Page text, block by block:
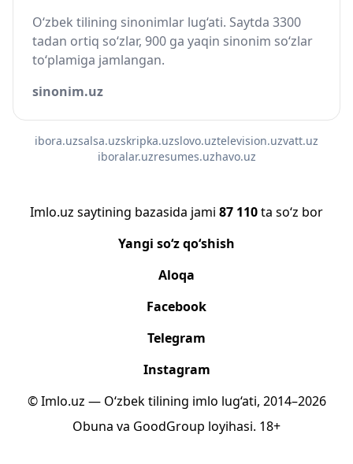
O‘zbek tilining sinonimlar lug‘ati. Saytda 3300
tadan ortiq so‘zlar, 900 ga yaqin sinonim so‘zlar
to‘plamiga jamlangan.
sinonim.uz
ibora.uzsalsa.uzskripka.uzslovo.uztelevision.uzvatt.uz
iboralar.uzresumes.uzhavo.uz
Imlo.uz saytining bazasida jami 87 110ta so‘z bor
Yangi so‘z qo‘shish
Aloqa
Facebook
Telegram
Instagram
© Imlo.uz — O‘zbek tilining imlo lug‘ati, 2014–2026
Obuna va GoodGroup loyihasi. 18+